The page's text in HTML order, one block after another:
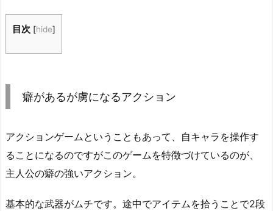
目次 [hide]
癖があるが虜になるアクション
アクションゲームということもあって、自キャラを操作す
ることになるのですがこのゲームを特徴づけているのが、
主人公の癖の強いアクション。
基本的な武器がムチです。途中でアイテムを拾うことで2段